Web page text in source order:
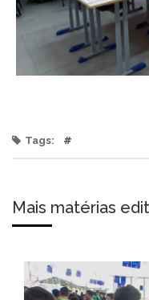
Tags: #
Mais matérias